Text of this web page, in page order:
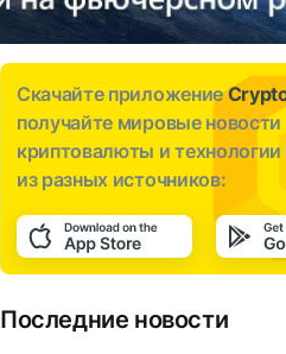
Скачайте приложение
получайте мировые новости
криптовалюты и технологии
из разных источников:
Последние новости